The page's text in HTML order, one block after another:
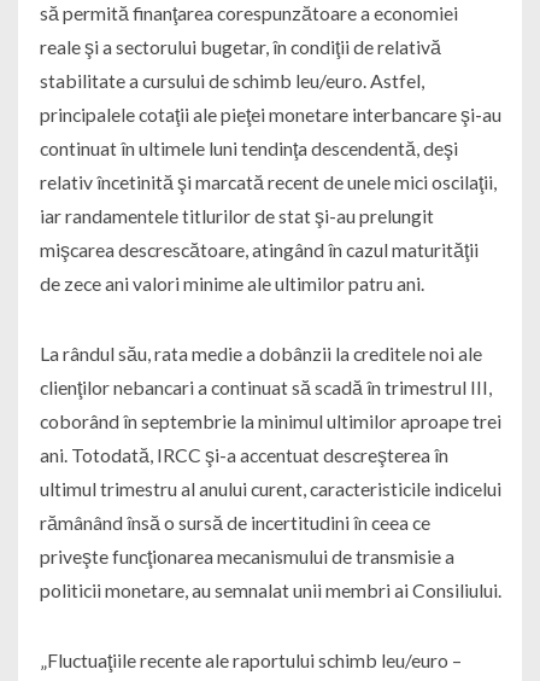
să permită finanţarea corespunzătoare a economiei
reale şi a sectorului bugetar, în condiţii de relativă
stabilitate a cursului de schimb leu/euro. Astfel,
principalele cotaţii ale pieţei monetare interbancare şi-au
continuat în ultimele luni tendinţa descendentă, deşi
relativ încetinită şi marcată recent de unele mici oscilaţii,
iar randamentele titlurilor de stat şi-au prelungit
mişcarea descrescătoare, atingând în cazul maturităţii
de zece ani valori minime ale ultimilor patru ani.
La rândul său, rata medie a dobânzii la creditele noi ale
clienţilor nebancari a continuat să scadă în trimestrul III,
coborând în septembrie la minimul ultimilor aproape trei
ani. Totodată, IRCC şi-a accentuat descreşterea în
ultimul trimestru al anului curent, caracteristicile indicelui
rămânând însă o sursă de incertitudini în ceea ce
priveşte funcţionarea mecanismului de transmisie a
politicii monetare, au semnalat unii membri ai Consiliului.
„Fluctuaţiile recente ale raportului schimb leu/euro –